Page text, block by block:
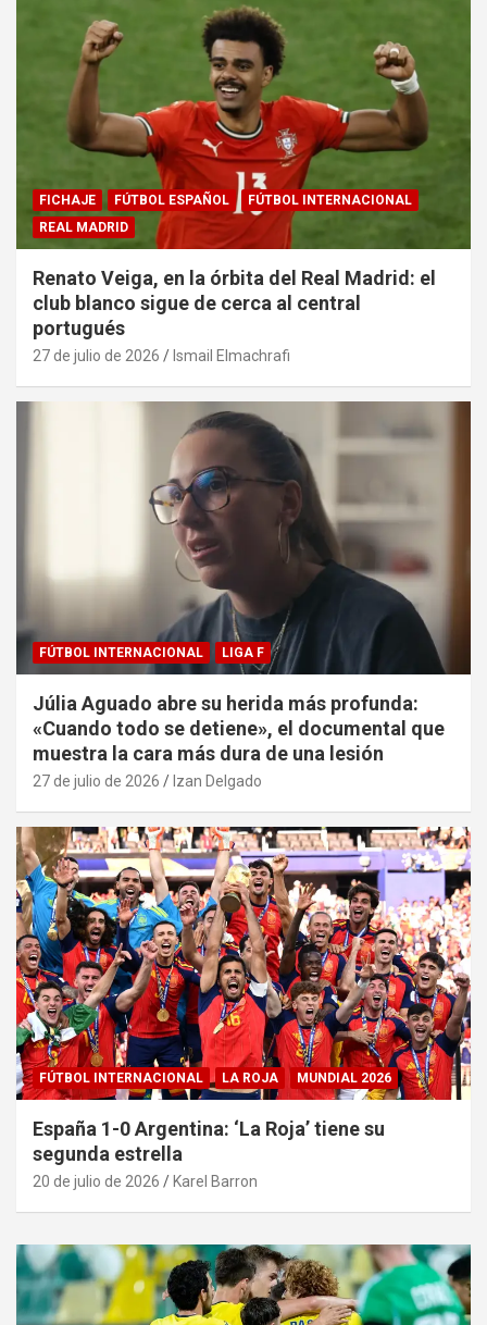
FICHAJE FÚTBOL ESPAÑOL
FÚTBOL INTERNACIONAL
REAL MADRID
Renato Veiga, en la órbita del Real Madrid: el
club blanco sigue de cerca al central
portugués
27 de julio de 2026 Ismail Elmachrafi
FÚTBOL INTERNACIONAL LIGA F
Júlia Aguado abre su herida más profunda:
«Cuando todo se detiene», el documental que
muestra la cara más dura de una lesión
27 de julio de 2026 Izan Delgado
FÚTBOL INTERNACIONAL LA ROJA MUNDIAL 2026
España 1-0 Argentina: ‘La Roja’ tiene su
segunda estrella
20 de julio de 2026 Karel Barron